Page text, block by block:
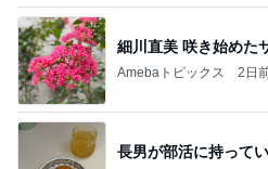
細川直美 咲き始めた
Amebaトピックス 2日
長男が部活に持って